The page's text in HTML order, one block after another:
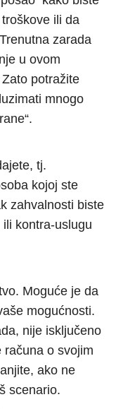
ili da
zarada
u ovom
potražite
mnogo
tj.
kojoj ste
zahvalnosti biste
kontra-uslugu
Moguće je da
mogućnosti.
nije isključeno
računa o svojim
ako ne
scenario.